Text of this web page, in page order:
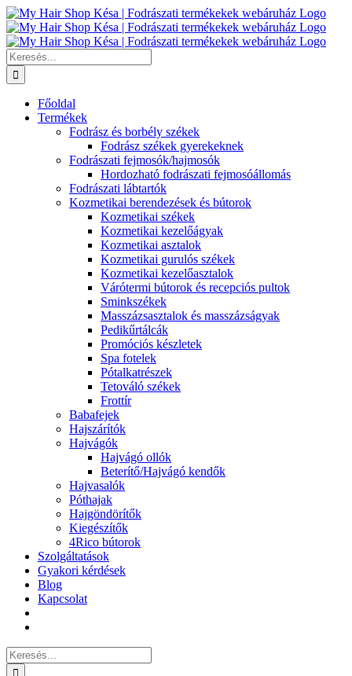
Kihagyás
Keresés...
Főoldal
Termékek
Fodrász és borbély székek
Fodrász székek gyerekeknek
Fodrászati fejmosók/hajmosók
Hordozható fodrászati fejmosóállomás
Fodrászati lábtartók
Kozmetikai berendezések és bútorok
Kozmetikai székek
Kozmetikai kezelőágyak
Kozmetikai asztalok
Kozmetikai gurulós székek
Kozmetikai kezelőasztalok
Várótermi bútorok és recepciós pultok
Sminkszékek
Masszázsasztalok és masszázságyak
Pedikűrtálcák
Promóciós készletek
Spa fotelek
Pótalkatrészek
Tetováló székek
Frottír
Babafejek
Hajszárítók
Hajvágók
Hajvágó ollók
Beterítő/Hajvágó kendők
Hajvasalók
Póthajak
Hajgöndörítők
Kiegészítők
4Rico bútorok
Szolgáltatások
Gyakori kérdések
Blog
Kapcsolat
Keresés...